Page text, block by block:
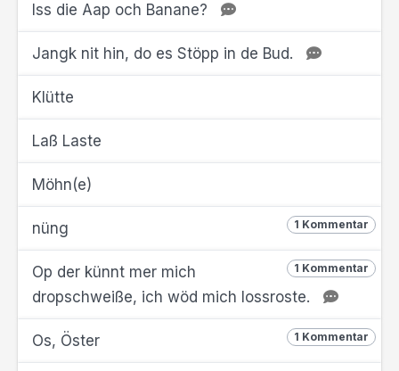
Iss die Aap och Banane?
Jangk nit hin, do es Stöpp in de Bud.
Klütte
Laß Laste
Möhn(e)
1 Kommentar
nüng
1 Kommentar
Op der künnt mer mich
dropschweiße, ich wöd mich lossroste.
1 Kommentar
Os, Öster